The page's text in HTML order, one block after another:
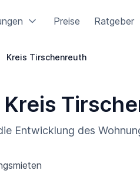
Preise Ratgeber
Kreis Tirschenreuth
Entwicklung des